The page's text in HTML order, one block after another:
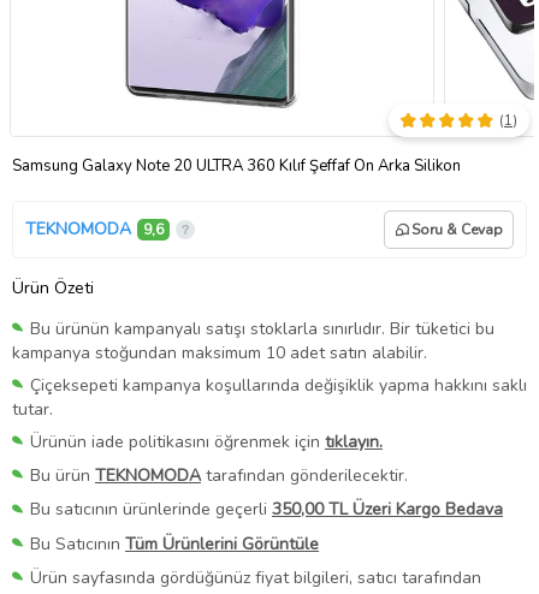
Samsung Galaxy Note 20 ULTRA 360 Kılıf Şeffaf Ön Arka Silikon
(1)
TEKNOMODA 9,6 Soru & Cevap
Ürün Özeti
Bu ürünün kampanyalı satışı stoklarla sınırlıdır. Bir tüketici bu
kampanya stoğundan maksimum 10 adet satın alabilir.
Çiçeksepeti kampanya koşullarında değişiklik yapma hakkını saklı
tutar.
Ürünün iade politikasını öğrenmek için tıklayın.
Bu ürün TEKNOMODAtarafından gönderilecektir.
Bu satıcının ürünlerinde geçerli 350,00 TL Üzeri Kargo Bedava
Bu Satıcının Tüm Ürünlerini Görüntüle
Ürün sayfasında gördüğünüz fiyat bilgileri, satıcı tarafından